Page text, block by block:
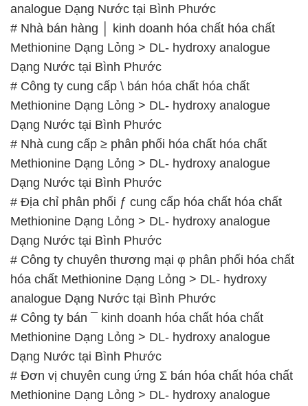
analogue Dạng Nước tại Bình Phước
# Nhà bán hàng │ kinh doanh hóa chất hóa chất
Methionine Dạng Lỏng > DL- hydroxy analogue
Dạng Nước tại Bình Phước
# Công ty cung cấp \ bán hóa chất hóa chất
Methionine Dạng Lỏng > DL- hydroxy analogue
Dạng Nước tại Bình Phước
# Nhà cung cấp ≥ phân phối hóa chất hóa chất
Methionine Dạng Lỏng > DL- hydroxy analogue
Dạng Nước tại Bình Phước
# Địa chỉ phân phối ƒ cung cấp hóa chất hóa chất
Methionine Dạng Lỏng > DL- hydroxy analogue
Dạng Nước tại Bình Phước
# Công ty chuyên thương mại φ phân phối hóa chất
hóa chất Methionine Dạng Lỏng > DL- hydroxy
analogue Dạng Nước tại Bình Phước
# Công ty bán ¯ kinh doanh hóa chất hóa chất
Methionine Dạng Lỏng > DL- hydroxy analogue
Dạng Nước tại Bình Phước
# Đơn vị chuyên cung ứng Σ bán hóa chất hóa chất
Methionine Dạng Lỏng > DL- hydroxy analogue